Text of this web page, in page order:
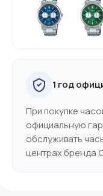
1 год
При покупке
официальную
обслуживать
центрах бренда